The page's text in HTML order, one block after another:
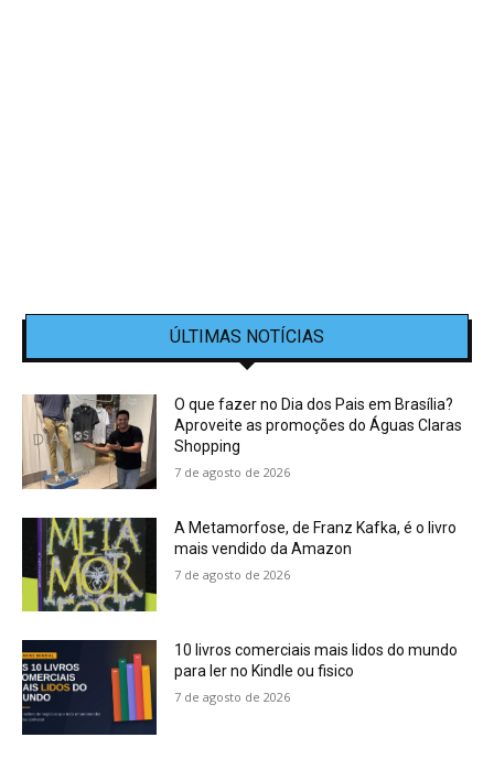
ÚLTIMAS NOTÍCIAS
O que fazer no Dia dos Pais em Brasília?
Aproveite as promoções do Águas Claras
Shopping
7 de agosto de 2026
A Metamorfose, de Franz Kafka, é o livro
mais vendido da Amazon
7 de agosto de 2026
10 livros comerciais mais lidos do mundo
para ler no Kindle ou fisico
7 de agosto de 2026